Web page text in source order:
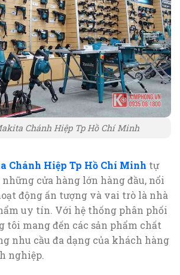
Chánh Hiệp Tp Hồ Chí Minh
Chánh Hiệp Tp Hồ Chí Minh tự
cửa hàng lớn hàng đầu, nổi
động ấn tượng và vai trò là nhà
uy tín. Với hệ thống phân phối
tôi mang đến các sản phẩm chất
nhu cầu đa dạng của khách hàng
nghiệp.